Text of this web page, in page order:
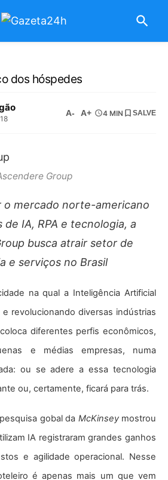
dos hóspedes
A- A+ 4 MIN SALVE
Group
o mercado norte-americano
de IA, RPA e tecnologia, a
busca atrair setor de
e serviços no Brasil
na qual a Inteligência Artificial
revolucionando diversas indústrias
diferentes perfis econômicos,
e médias empresas, numa
ou se adere a essa tecnologia
ou, certamente, ficará para trás.
gobal da McKinseymostrou
IA registraram grandes ganhos
e agilidade operacional. Nesse
é apenas mais um que vem